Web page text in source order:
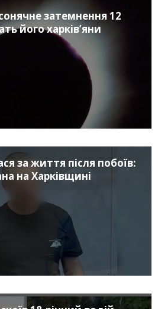
затемнення 12
його харків’яни
за життя після побоїв:
на Харківщині